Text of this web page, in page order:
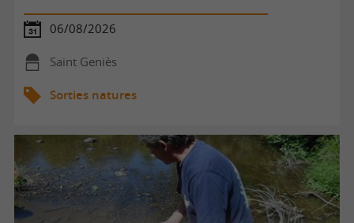
06/08/2026
Saint Geniès
Sorties natures